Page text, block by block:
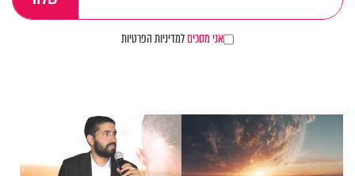
אני מסכיםלמדיניות הפרטיות